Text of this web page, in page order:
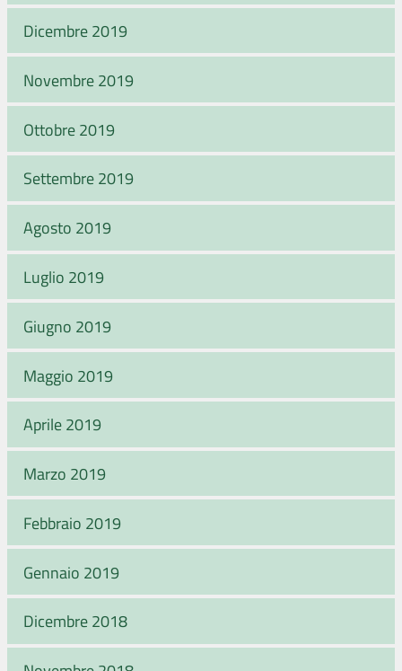
Dicembre 2019
Novembre 2019
Ottobre 2019
Settembre 2019
Agosto 2019
Luglio 2019
Giugno 2019
Maggio 2019
Aprile 2019
Marzo 2019
Febbraio 2019
Gennaio 2019
Dicembre 2018